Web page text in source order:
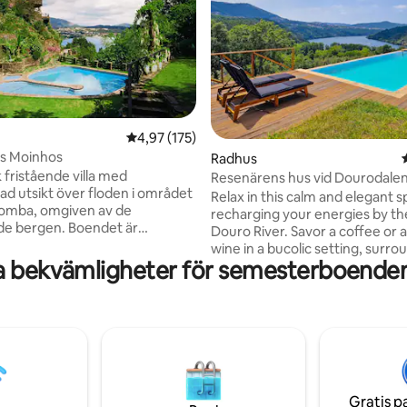
betyg, 411 omdömen4,97 av 5 i genomsnittligt betyg, 175
4,97 (175)
Moinhos
fristående villa med
utsikt över floden i området
omgiven av de
bergen. Boendet är
kullerstensgångar, vilket ger
från vardagsrummen
den internationella
en perfekt blandning av
bekvämligheter i stadsmiljö.
Radhus
Resenärens hus vid Dourodalen
Relax in this calm and elegant
recharging your energies by
Douro River. Savor a coffee or
wine in a bucolic setting,
peace. The property offers two
independent semi-detached
its own unique outdoor space.
Gondarém, a charming shale
hillside with breathtaking views,
bekvämligheter för
Gratis